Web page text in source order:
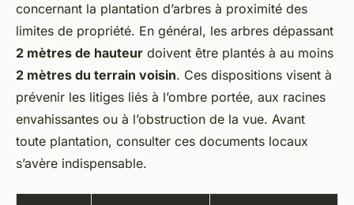
concernant la plantation d’arbres à proximité des
limites de propriété. En général, les arbres dépassant
2 mètres de hauteur doivent être plantés à au moins
2 mètres du terrain voisin. Ces dispositions visent à
prévenir les litiges liés à l’ombre portée, aux racines
envahissantes ou à l’obstruction de la vue. Avant
toute plantation, consulter ces documents locaux
s’avère indispensable.